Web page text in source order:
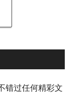
错过任何精彩文